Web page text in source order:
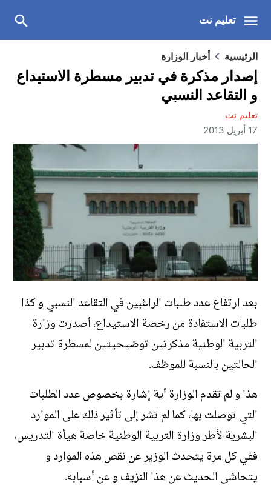
تعليم نت
الرئيسية أخبار الوزارة
إصدار مذكرة في تدبير مسطرة الاستيداع
و التقاعد النسبي
تعليم نت
17 أبريل 2013
بعد ارتفاع عدد طلبات الراغبين في التقاعد النسبي و كذا
طلبات الاستفادة من رخصة الاستيداع، أصدرت وزارة
التربية الوطنية مذكرتين توضيحيتين لمسطرة تدبير
الحالتين بالنسبة للموظف.
هذا و لم تقدم الوزارة أية إشارة بخصوص عدد الطلبات
التي توصلت بها، كما لم تشر إلى تأثير ذلك على الموارد
البشرية لأطر وزارة التربية الوطنية خاصة هيأة التدريس،
ففي كل مرة يتحدث الوزير عن نقص هذه الموارد و
يتحاشى الحديث عن هذا النزيف و عن أسبابه.